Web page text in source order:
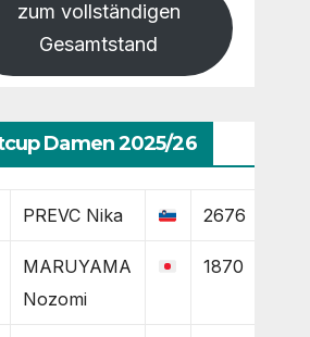
zum vollständigen
Gesamtstand
Damen 2025/26
PREVC Nika 2676
MARUYAMA
Nozomi
1870